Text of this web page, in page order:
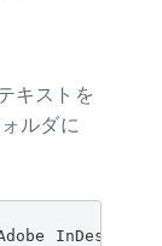
キストを
ルダに
InDesign